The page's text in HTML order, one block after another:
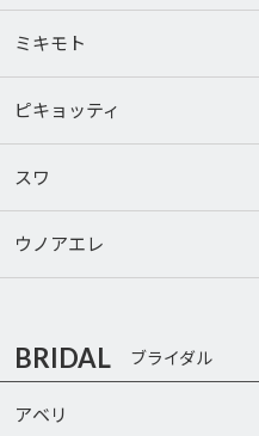
ミキモト
ピキョッティ
スワ
ウノアエレ
BRIDAL ブライダル
アベリ